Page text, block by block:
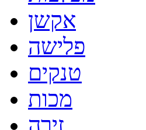
אקשן
פלישה
טנקים
מכות
זירה